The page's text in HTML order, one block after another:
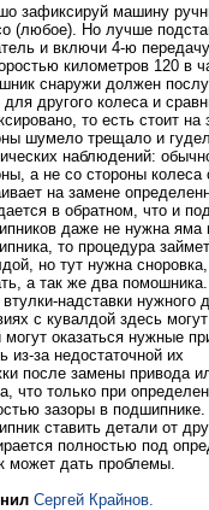
зафиксируй машину
(любое). Но лучше
и включи 4-ю
километров 120 в
снаружи должен
для другого колеса и
то есть стоит
шумело трещало и
наблюдений:
а не со стороны
на замене
в обратном, что и
даже не нужна яма
то процедура
но тут нужна
а так же два
надставки нужного
с кувалдой здесь
могут оказаться нужные
из-за недостаточной их
после замены привода
что только при
зазоры в
ставить детали от
полностью под
может дать проблемы.
Сергей Крайнов.